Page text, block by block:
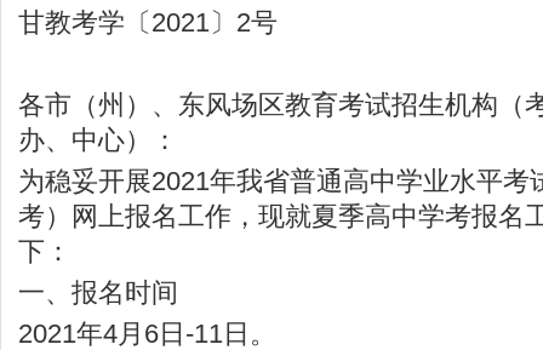
甘教考学〔2021〕2号
各市（州）、东风场区教育考试招生机构（
办、中心）：
为稳妥开展2021年我省普通高中学业水平考
考）网上报名工作，现就夏季高中学考报名
下：
一、报名时间
2021年4月6日-11日。